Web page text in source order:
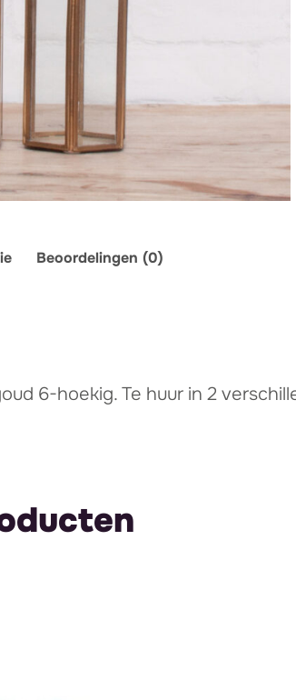
Beoordelingen (0)
6-hoekig. Te huur in 2